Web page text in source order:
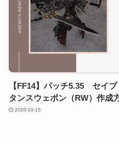
【FF14】パッチ5.35 セイ
タンスウェポン（RW）作成
2020-10-15